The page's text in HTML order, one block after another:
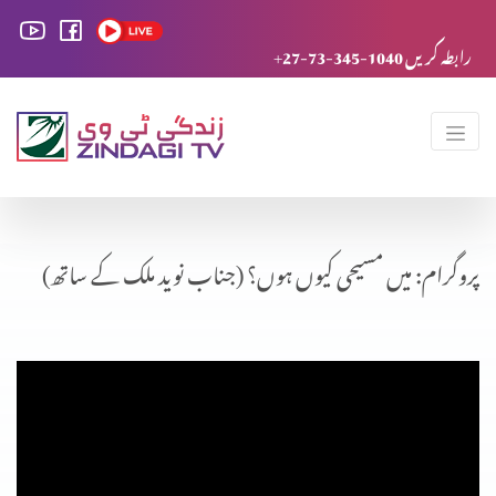
+27-73-345-1040 رابطہ کریں
پروگرام: میں مسیحی کیوں ہوں؟ (جناب نوید ملک کے ساتھ)